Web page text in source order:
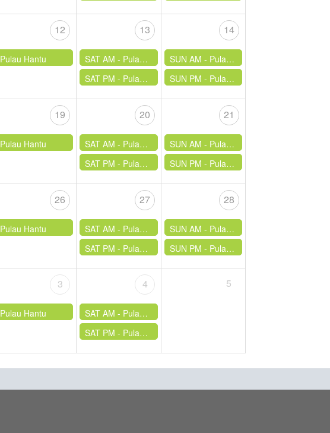
12
Pulau Hantu
13
SAT AM - Pulau Hantu
SAT PM - Pulau Hantu
14
SUN AM - Pulau Hantu
SUN PM - Pulau Hantu
19
Pulau Hantu
20
SAT AM - Pulau Hantu
SAT PM - Pulau Hantu
21
SUN AM - Pulau Hantu
SUN PM - Pulau Hantu
26
Pulau Hantu
27
SAT AM - Pulau Hantu
SAT PM - Pulau Hantu
28
SUN AM - Pulau Hantu
SUN PM - Pulau Hantu
3
Pulau Hantu
4
SAT AM - Pulau Hantu
SAT PM - Pulau Hantu
5